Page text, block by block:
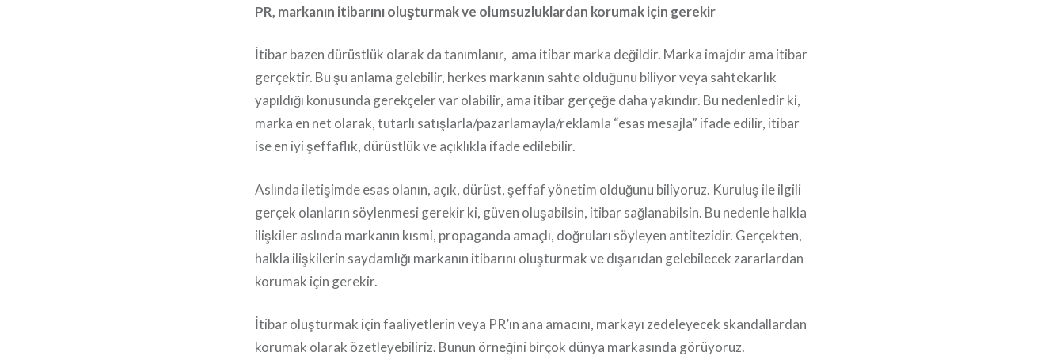
PR, markanın itibarını oluşturmak ve olumsuzluklardan korumak için gerekir
İtibar bazen dürüstlük olarak da tanımlanır, ama itibar marka değildir. Marka imajdır ama itibar
gerçektir. Bu şu anlama gelebilir, herkes markanın sahte olduğunu biliyor veya sahtekarlık
yapıldığı konusunda gerekçeler var olabilir, ama itibar gerçeğe daha yakındır. Bu nedenledir ki,
marka en net olarak, tutarlı satışlarla/pazarlamayla/reklamla “esas mesajla” ifade edilir, itibar
ise en iyi şeffaflık, dürüstlük ve açıklıkla ifade edilebilir.
Aslında iletişimde esas olanın, açık, dürüst, şeffaf yönetim olduğunu biliyoruz. Kuruluş ile ilgili
gerçek olanların söylenmesi gerekir ki, güven oluşabilsin, itibar sağlanabilsin. Bu nedenle halkla
ilişkiler aslında markanın kısmi, propaganda amaçlı, doğruları söyleyen antitezidir. Gerçekten,
halkla ilişkilerin saydamlığı markanın itibarını oluşturmak ve dışarıdan gelebilecek zararlardan
korumak için gerekir.
İtibar oluşturmak için faaliyetlerin veya PR’ın ana amacını, markayı zedeleyecek skandallardan
korumak olarak özetleyebiliriz. Bunun örneğini birçok dünya markasında görüyoruz.